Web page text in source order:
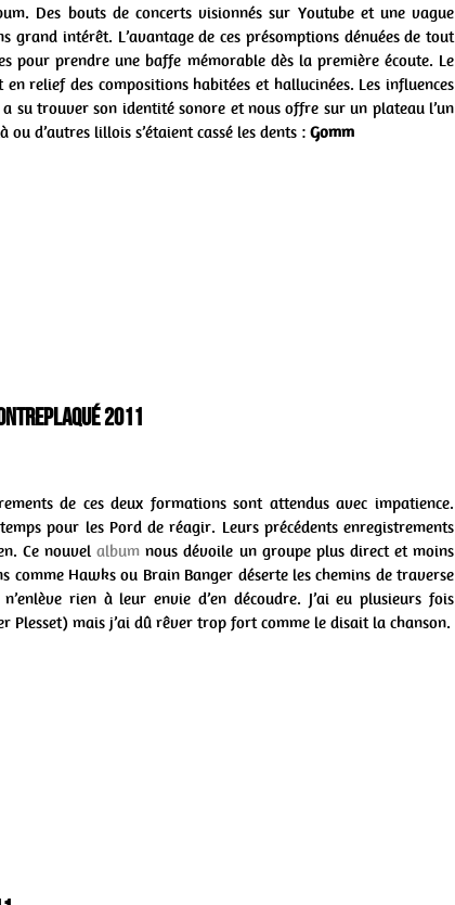
Des bouts de concerts visionnés sur Youtube et une vague
intérêt. L’avantage de ces présomptions dénuées de tout
pour prendre une baffe mémorable dès la première écoute. Le
relief des compositions habitées et hallucinées. Les influences
su trouver son identité sonore et nous offre sur un plateau l’un
d’autres lillois s’étaient cassé les dents : Gomm
2011
de ces deux formations sont attendus avec impatience.
pour les Pord de réagir. Leurs précédents enregistrements
Ce nouvelalbum nous dévoile un groupe plus direct et moins
Hawks ou Brain Banger déserte les chemins de traverse
rien à leur envie d’en découdre. J’ai eu plusieurs fois
Plesset) mais j’ai dû rêver trop fort comme le disait la chanson.